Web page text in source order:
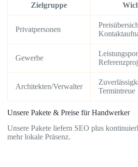
Zielgruppe
Privatpersonen
Gewerbe
Architekten/Verwalter
Termintreue
Unsere Pakete & Preise für Handwerker
Unsere Pakete liefern SEO plus
mehr lokale Präsenz.